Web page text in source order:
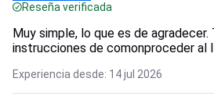
Reseña verificada
Muy simple, lo que es de agradecer.
instrucciones de comonproceder al
Experiencia desde: 14 jul 2026